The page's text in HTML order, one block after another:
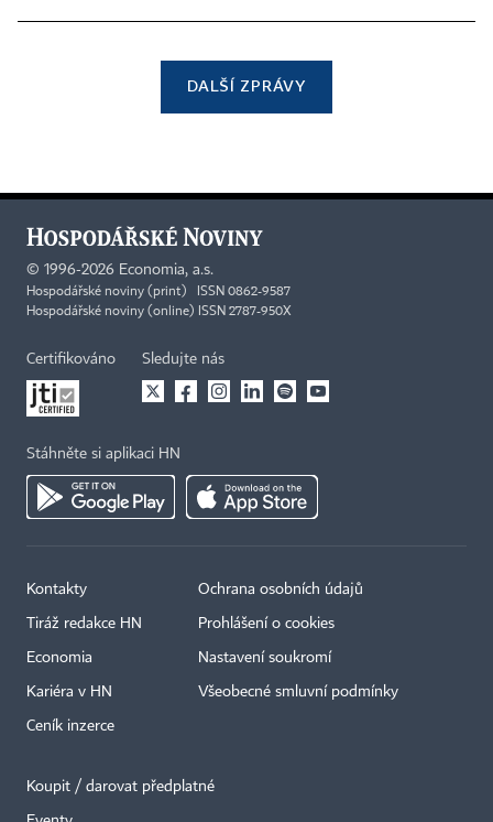
DALŠÍ ZPRÁVY
© 1996-2026 Economia, a.s.
Hospodářské noviny (print) ISSN 0862-9587
Hospodářské noviny (online) ISSN 2787-950X
Certifikováno Sledujte nás
Stáhněte si aplikaci HN
Kontakty
Tiráž redakce HN
Economia
Kariéra v HN
Ceník inzerce
Ochrana osobních údajů
Prohlášení o cookies
Nastavení soukromí
Všeobecné smluvní podmínky
Koupit / darovat předplatné